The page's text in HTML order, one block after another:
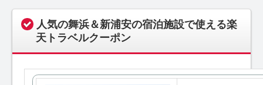
人気の舞浜＆新浦安の宿泊施設で使える楽
天トラベルクーポン